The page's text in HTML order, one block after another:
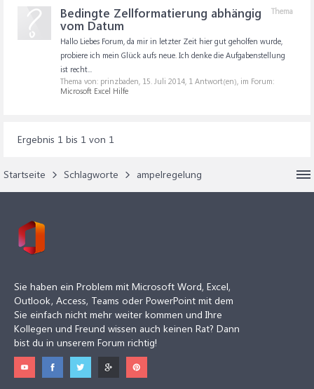
Thema
Bedingte Zellformatierung abhängig
vom Datum
Hallo Liebes Forum, da mir in letzter Zeit hier gut geholfen wurde,
probiere ich mein Glück aufs neue. Ich denke die Aufgabenstellung
ist recht...
Thema von: prinzbaden, 15. Juli 2014, 1 Antwort(en), im Forum:
Microsoft Excel Hilfe
Ergebnis 1 bis 1 von 1
Startseite Schlagworte ampelregelung
Sie haben ein Problem mit Microsoft Word, Excel,
Outlook, Access, Teams oder PowerPoint mit dem
Sie einfach nicht mehr weiter kommen und Ihre
Kollegen und Freund wissen auch keinen Rat? Dann
bist du in unserem Forum richtig!